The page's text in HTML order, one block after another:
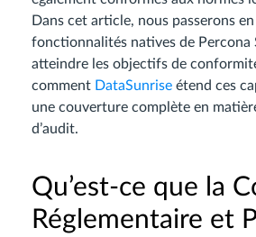
Dans cet article, nous passerons
fonctionnalités natives de Percona
atteindre les objectifs de
comment DataSunrise étend ces
une couverture complète en
d’audit.
Qu’est-ce que la
Réglementaire et